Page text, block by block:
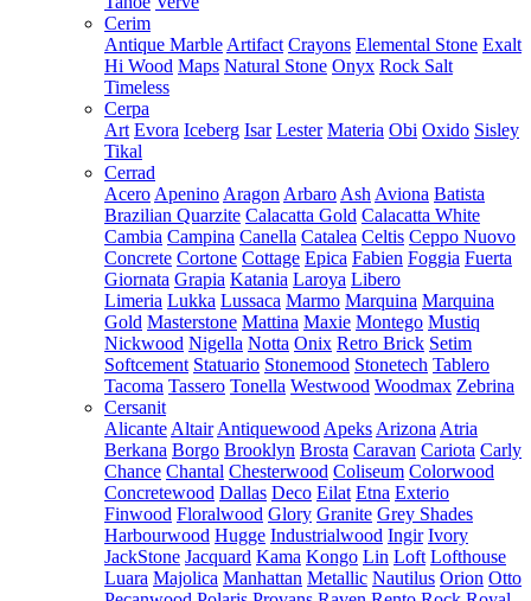
Cerim
Antique Marble Artifact Crayons Elemental Stone Exalt
Hi Wood Maps Natural Stone Onyx Rock Salt
Timeless
Cerpa
Art Evora Iceberg Isar Lester Materia Obi Oxido Sisley
Tikal
Cerrad
Acero Apenino Aragon Arbaro Ash Aviona Batista
Brazilian Quarzite Calacatta Gold Calacatta White
Cambia Campina Canella Catalea Celtis Ceppo Nuovo
Concrete Cortone Cottage Epica Fabien Foggia Fuerta
Giornata Grapia Katania Laroya Libero
Limeria Lukka Lussaca Marmo Marquina Marquina
Gold Masterstone Mattina Maxie Montego Mustiq
Nickwood Nigella Notta Onix Retro Brick Setim
Softcement Statuario Stonemood Stonetech Tablero
Tacoma Tassero Tonella Westwood Woodmax Zebrina
Cersanit
Alicante Altair Antiquewood Apeks Arizona Atria
Berkana Borgo Brooklyn Brosta Caravan Cariota Carly
Chance Chantal Chesterwood Coliseum Colorwood
Concretewood Dallas Deco Eilat Etna Exterio
Finwood Floralwood Glory Granite Grey Shades
Harbourwood Hugge Industrialwood Ingir Ivory
JackStone Jacquard Kama Kongo Lin Loft Lofthouse
Luara Majolica Manhattan Metallic Nautilus Orion Otto